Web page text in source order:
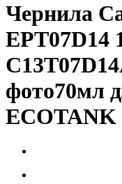
Чернила
EPT07D14
фото70мл
ECOTANK